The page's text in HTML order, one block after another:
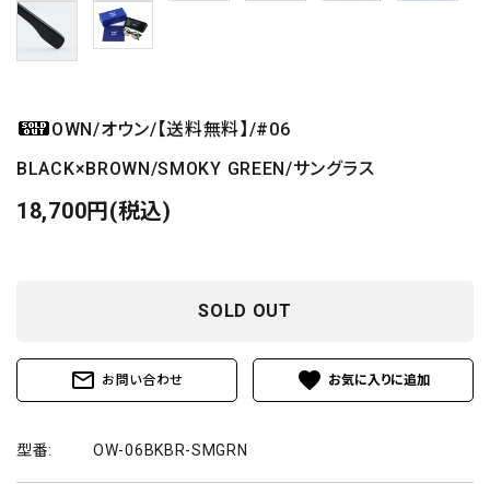
OWN/オウン/【送料無料】/#06
BLACK×BROWN/SMOKY GREEN/サングラス
18,700円(税込)
SOLD OUT
mail_outline お問い合わせ favorite
型番: OW-06BKBR-SMGRN